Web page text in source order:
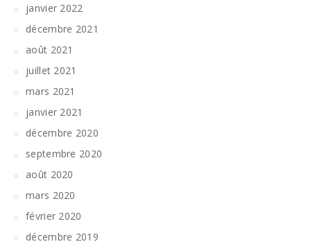
janvier 2022
décembre 2021
août 2021
juillet 2021
mars 2021
janvier 2021
décembre 2020
septembre 2020
août 2020
mars 2020
février 2020
décembre 2019